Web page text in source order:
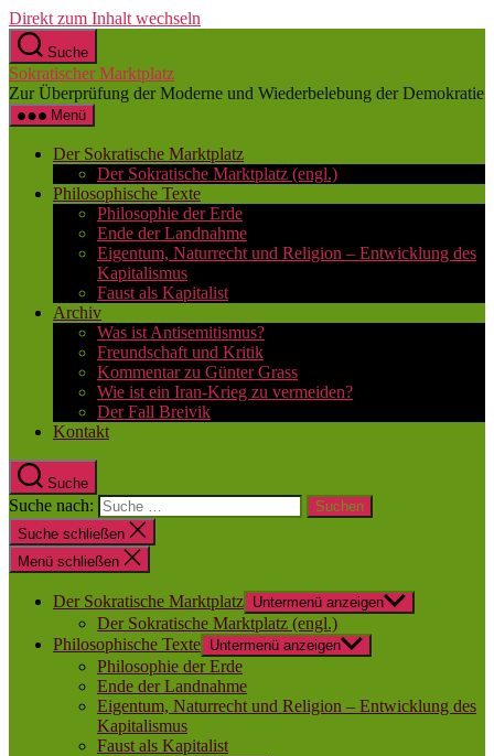
Direkt zum Inhalt wechseln
Suche
Sokratischer Marktplatz
Zur Überprüfung der Moderne und Wiederbelebung der Demokratie
Menü
Der Sokratische Marktplatz
Der Sokratische Marktplatz (engl.)
Philosophische Texte
Philosophie der Erde
Ende der Landnahme
Eigentum, Naturrecht und Religion – Entwicklung des
Kapitalismus
Faust als Kapitalist
Archiv
Was ist Antisemitismus?
Freundschaft und Kritik
Kommentar zu Günter Grass
Wie ist ein Iran-Krieg zu vermeiden?
Der Fall Breivik
Kontakt
Suche
Suche nach:
Suche schließen
Menü schließen
Der Sokratische Marktplatz Untermenü anzeigen
Der Sokratische Marktplatz (engl.)
Philosophische Texte Untermenü anzeigen
Philosophie der Erde
Ende der Landnahme
Eigentum, Naturrecht und Religion – Entwicklung des
Kapitalismus
Faust als Kapitalist